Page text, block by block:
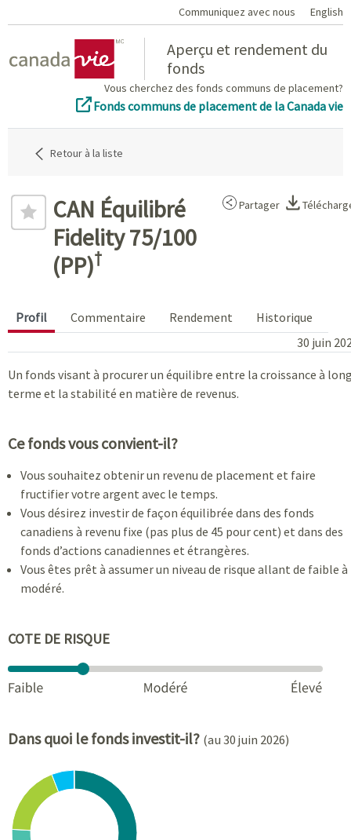
Communiquez avec nous English
Aperçu et rendement du
fonds
Vous cherchez des fonds communs de placement?
Fonds communs de placement de la Canada vie
Retour à la liste
CAN Équilibré
Fidelity 75/100
(PP)†
Partager
Profil Commentaire Rendement
Historique
30 juin
Un fonds visant à procurer un équilibre entre la croissance à
terme et la stabilité en matière de revenus.
Ce fonds vous convient-il?
Vous souhaitez obtenir un revenu de placement et faire
fructifier votre argent avec le temps.
Vous désirez investir de façon équilibrée dans des fonds
canadiens à revenu fixe (pas plus de 45 pour cent) et dans des
fonds d’actions canadiennes et étrangères.
Vous êtes prêt à assumer un niveau de risque allant de faible à
modéré.
COTE DE RISQUE
Dans quoi le fonds investit-il? (au 30 juin 2026)
Chart
Pie chart with 6 slices.
View as data table, Chart